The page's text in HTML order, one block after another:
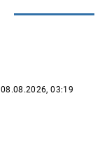
08.08.2026, 03:19